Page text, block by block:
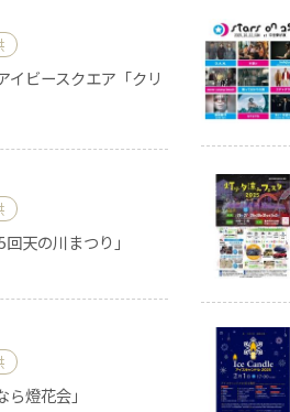
アロマキャンドル
フローティングキャンドル
イビースクエア「クリ
天の川まつり」
燈花会」